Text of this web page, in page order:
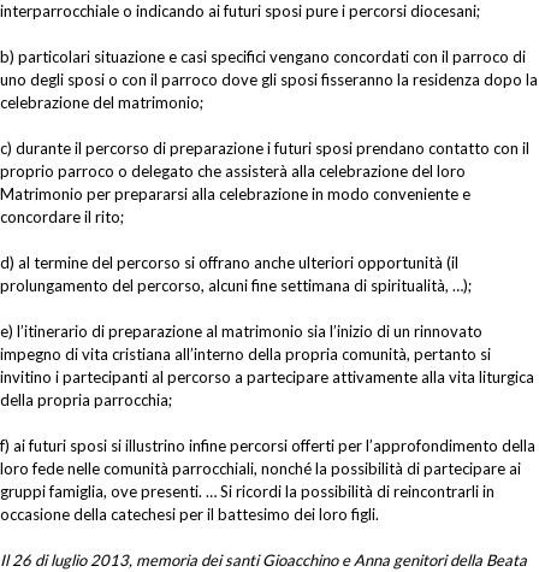
interparrocchiale o indicando ai futuri sposi pure i percorsi diocesani;
b) particolari situazione e casi specifici vengano concordati con il parroco di
uno degli sposi o con il parroco dove gli sposi fisseranno la residenza dopo la
celebrazione del matrimonio;
c) durante il percorso di preparazione i futuri sposi prendano contatto con il
proprio parroco o delegato che assisterà alla celebrazione del loro
Matrimonio per prepararsi alla celebrazione in modo conveniente e
concordare il rito;
d) al termine del percorso si offrano anche ulteriori opportunità (il
prolungamento del percorso, alcuni fine settimana di spiritualità, …);
e) l’itinerario di preparazione al matrimonio sia l’inizio di un rinnovato
impegno di vita cristiana all’interno della propria comunità, pertanto si
invitino i partecipanti al percorso a partecipare attivamente alla vita liturgica
della propria parrocchia;
f) ai futuri sposi si illustrino infine percorsi offerti per l’approfondimento della
loro fede nelle comunità parrocchiali, nonché la possibilità di partecipare ai
gruppi famiglia, ove presenti. … Si ricordi la possibilità di reincontrarli in
occasione della catechesi per il battesimo dei loro figli.
Il 26 di luglio 2013, memoria dei santi Gioacchino e Anna genitori della Beata